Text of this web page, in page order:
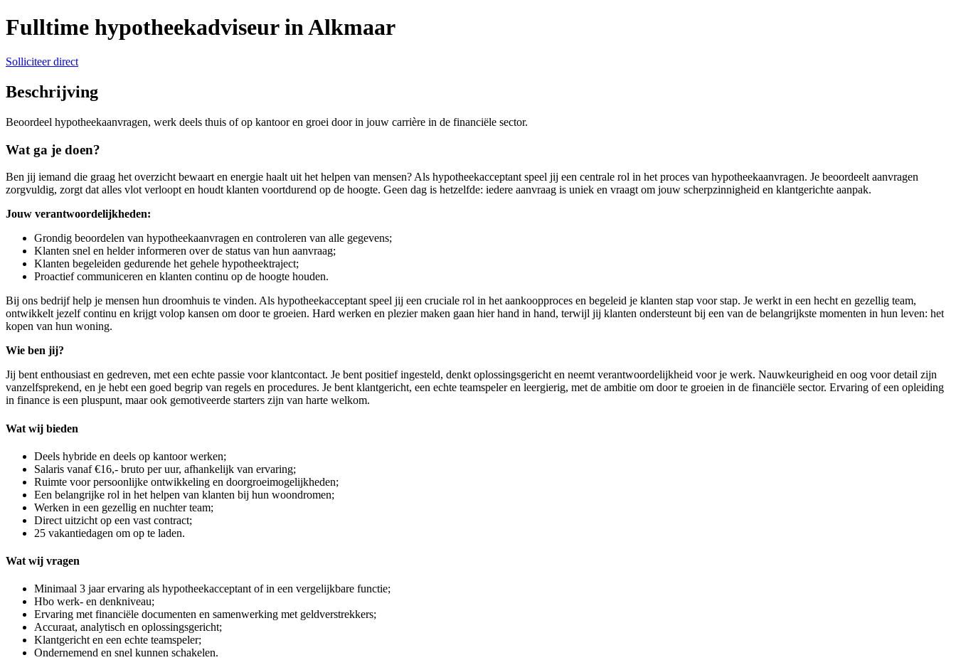
Fulltime hypotheekadviseur in Alkmaar
Solliciteer direct
Beschrijving
Beoordeel hypotheekaanvragen, werk deels thuis of op kantoor en groei door in jouw carrière in de financiële sector.
Wat ga je doen?
Ben jij iemand die graag het overzicht bewaart en energie haalt uit het helpen van mensen? Als hypotheekacceptant speel jij een centrale rol in het proces van hypotheekaanvragen. Je beoordeelt aanvragen
zorgvuldig, zorgt dat alles vlot verloopt en houdt klanten voortdurend op de hoogte. Geen dag is hetzelfde: iedere aanvraag is uniek en vraagt om jouw scherpzinnigheid en klantgerichte aanpak.
Jouw verantwoordelijkheden:
Grondig beoordelen van hypotheekaanvragen en controleren van alle gegevens;
Klanten snel en helder informeren over de status van hun aanvraag;
Klanten begeleiden gedurende het gehele hypotheektraject;
Proactief communiceren en klanten continu op de hoogte houden.
Bij ons bedrijf help je mensen hun droomhuis te vinden. Als hypotheekacceptant speel jij een cruciale rol in het aankoopproces en begeleid je klanten stap voor stap. Je werkt in een hecht en gezellig team,
ontwikkelt jezelf continu en krijgt volop kansen om door te groeien. Hard werken en plezier maken gaan hier hand in hand, terwijl jij klanten ondersteunt bij een van de belangrijkste momenten in hun leven: het
kopen van hun woning.
Wie ben jij?
Jij bent enthousiast en gedreven, met een echte passie voor klantcontact. Je bent positief ingesteld, denkt oplossingsgericht en neemt verantwoordelijkheid voor je werk. Nauwkeurigheid en oog voor detail zijn
vanzelfsprekend, en je hebt een goed begrip van regels en procedures. Je bent klantgericht, een echte teamspeler en leergierig, met de ambitie om door te groeien in de financiële sector. Ervaring of een opleiding
in finance is een pluspunt, maar ook gemotiveerde starters zijn van harte welkom.
Wat wij bieden
Deels hybride en deels op kantoor werken;
Salaris vanaf €16,- bruto per uur, afhankelijk van ervaring;
Ruimte voor persoonlijke ontwikkeling en doorgroeimogelijkheden;
Een belangrijke rol in het helpen van klanten bij hun woondromen;
Werken in een gezellig en nuchter team;
Direct uitzicht op een vast contract;
25 vakantiedagen om op te laden.
Wat wij vragen
Minimaal 3 jaar ervaring als hypotheekacceptant of in een vergelijkbare functie;
Hbo werk- en denkniveau;
Ervaring met financiële documenten en samenwerking met geldverstrekkers;
Accuraat, analytisch en oplossingsgericht;
Klantgericht en een echte teamspeler;
Ondernemend en snel kunnen schakelen.